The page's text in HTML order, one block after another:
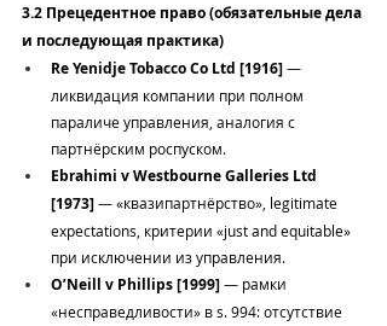
3.2 Прецедентное право (обязательные дела
и последующая практика)
Re Yenidje Tobacco Co Ltd [1916] —
ликвидация компании при полном
параличе управления, аналогия с
партнёрским роспуском.
Ebrahimi v Westbourne Galleries Ltd
[1973] — «квазипартнёрство», legitimate
expectations, критерии «just and equitable»
при исключении из управления.
O’Neill v Phillips [1999] — рамки
«несправедливости» в s. 994: отсутствие